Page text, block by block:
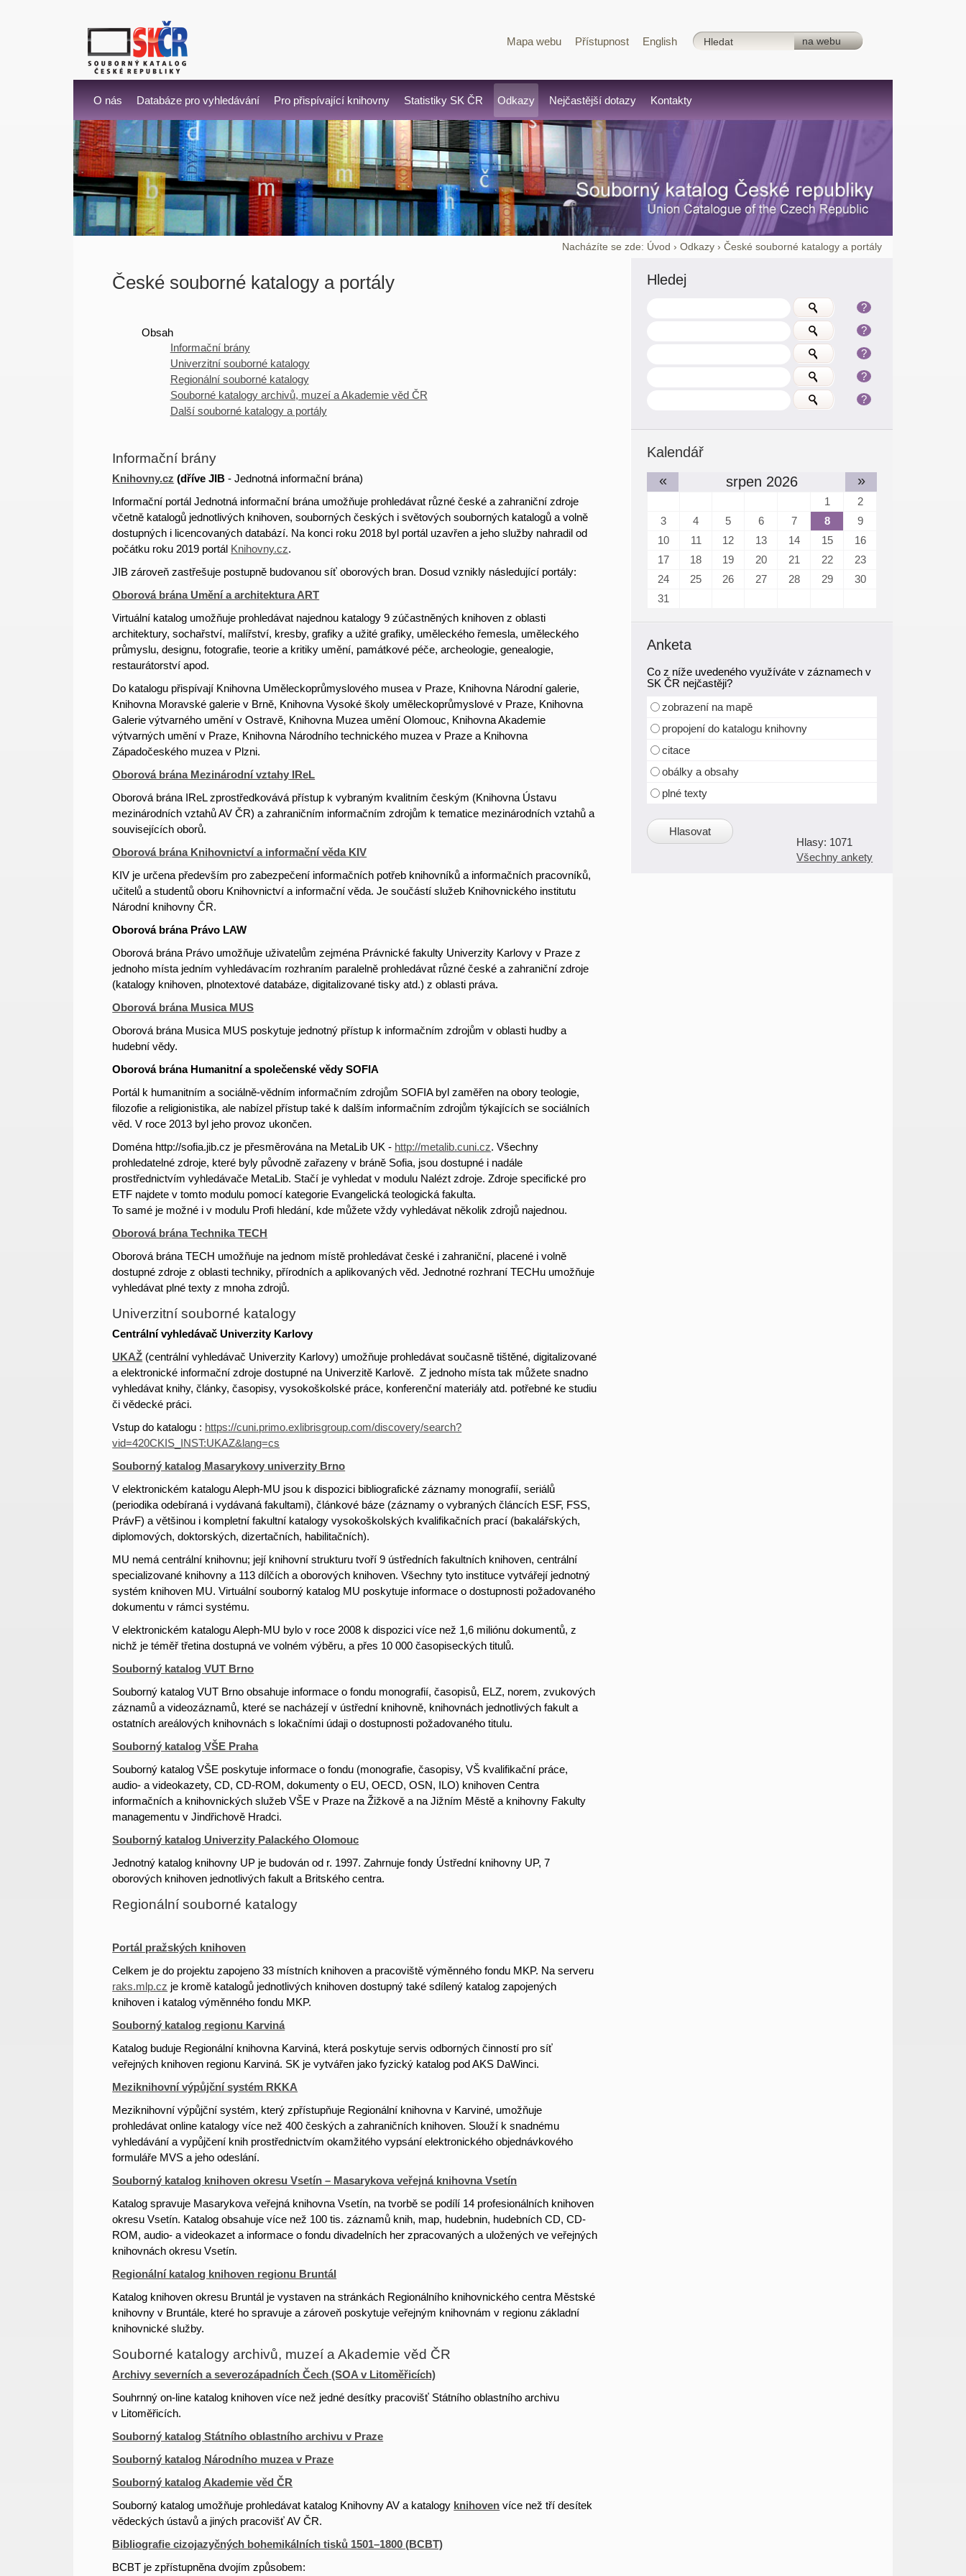
Mapa webu Přístupnost English
O nás Databáze pro vyhledávání Pro přispívající knihovny Statistiky SK ČR Odkazy Nejčastější dotazy Kontakty
Nacházíte se zde: Úvod ›Odkazy ›České souborné katalogy a portály
České souborné katalogy a portály
Obsah
Informační brány
Univerzitní souborné katalogy
Regionální souborné katalogy
Souborné katalogy archivů, muzeí a Akademie věd ČR
Další souborné katalogy a portály
Informační brány
Knihovny.cz (dříveJIB - Jednotná informační brána)
Informační portál Jednotná informační brána umožňuje prohledávat různé české a zahraniční zdroje
včetně katalogů jednotlivých knihoven, souborných českých i světových souborných katalogů a volně
dostupných i licencovaných databází. Na konci roku 2018 byl portál uzavřen a jeho služby nahradil od
počátku roku 2019 portál Knihovny.cz.
JIB zároveň zastřešuje postupně budovanou síť oborových bran. Dosud vznikly následující portály:
Oborová brána Umění a architektura ART
Virtuální katalog umožňuje prohledávat najednou katalogy 9 zúčastněných knihoven z oblasti
architektury, sochařství, malířství, kresby, grafiky a užité grafiky, uměleckého řemesla, uměleckého
průmyslu, designu, fotografie, teorie a kritiky umění, památkové péče, archeologie, genealogie,
restaurátorství apod.
Do katalogu přispívají Knihovna Uměleckoprůmyslového musea v Praze, Knihovna Národní galerie,
Knihovna Moravské galerie v Brně, Knihovna Vysoké školy uměleckoprůmyslové v Praze, Knihovna
Galerie výtvarného umění v Ostravě, Knihovna Muzea umění Olomouc, Knihovna Akademie
výtvarných umění v Praze, Knihovna Národního technického muzea v Praze a Knihovna
Západočeského muzea v Plzni.
Oborová brána Mezinárodní vztahy IReL
Oborová brána IReL zprostředkovává přístup k vybraným kvalitním českým (Knihovna Ústavu
mezinárodních vztahů AV ČR) a zahraničním informačním zdrojům k tematice mezinárodních vztahů a
souvisejících oborů.
Oborová brána Knihovnictví a informační věda KIV
KIV je určena především pro zabezpečení informačních potřeb knihovníků a informačních pracovníků,
učitelů a studentů oboru Knihovnictví a informační věda. Je součástí služeb Knihovnického institutu
Národní knihovny ČR.
Oborová brána Právo LAW
Oborová brána Právo umožňuje uživatelům zejména Právnické fakulty Univerzity Karlovy v Praze z
jednoho místa jedním vyhledávacím rozhraním paralelně prohledávat různé české a zahraniční zdroje
(katalogy knihoven, plnotextové databáze, digitalizované tisky atd.) z oblasti práva.
Oborová brána Musica MUS
Oborová brána Musica MUS poskytuje jednotný přístup k informačním zdrojům v oblasti hudby a
hudební vědy.
Oborová brána Humanitní a společenské vědy SOFIA
Portál k humanitním a sociálně-vědním informačním zdrojům SOFIA byl zaměřen na obory teologie,
filozofie a religionistika, ale nabízel přístup také k dalším informačním zdrojům týkajících se sociálních
věd. V roce 2013 byl jeho provoz ukončen.
Doména http://sofia.jib.cz je přesměrována na MetaLib UK - http://metalib.cuni.cz. Všechny
prohledatelné zdroje, které byly původně zařazeny v bráně Sofia, jsou dostupné i nadále
prostřednictvím vyhledávače MetaLib. Stačí je vyhledat v modulu Nalézt zdroje. Zdroje specifické pro
ETF najdete v tomto modulu pomocí kategorie Evangelická teologická fakulta.
To samé je možné i v modulu Profi hledání, kde můžete vždy vyhledávat několik zdrojů najednou.
Oborová brána Technika TECH
Oborová brána TECH umožňuje na jednom místě prohledávat české i zahraniční, placené i volně
dostupné zdroje z oblasti techniky, přírodních a aplikovaných věd. Jednotné rozhraní TECHu umožňuje
vyhledávat plné texty z mnoha zdrojů.
Univerzitní souborné katalogy
Centrální vyhledávač Univerzity Karlovy
UKAŽ (centrální vyhledávač Univerzity Karlovy) umožňuje prohledávat současně tištěné, digitalizované
a elektronické informační zdroje dostupné na Univerzitě Karlově. Z jednoho místa tak můžete snadno
vyhledávat knihy, články, časopisy, vysokoškolské práce, konferenční materiály atd. potřebné ke studiu
či vědecké práci.
Vstup do katalogu : https://cuni.primo.exlibrisgroup.com/discovery/search?
vid=420CKIS_INST:UKAZ&lang=cs
Souborný katalog Masarykovy univerzity Brno
V elektronickém katalogu Aleph-MU jsou k dispozici bibliografické záznamy monografií, seriálů
(periodika odebíraná i vydávaná fakultami), článkové báze (záznamy o vybraných článcích ESF, FSS,
PrávF) a většinou i kompletní fakultní katalogy vysokoškolských kvalifikačních prací (bakalářských,
diplomových, doktorských, dizertačních, habilitačních).
MU nemá centrální knihovnu; její knihovní strukturu tvoří 9 ústředních fakultních knihoven, centrální
specializované knihovny a 113 dílčích a oborových knihoven. Všechny tyto instituce vytvářejí jednotný
systém knihoven MU. Virtuální souborný katalog MU poskytuje informace o dostupnosti požadovaného
dokumentu v rámci systému.
V elektronickém katalogu Aleph-MU bylo v roce 2008 k dispozici více než 1,6 miliónu dokumentů, z
nichž je téměř třetina dostupná ve volném výběru, a přes 10 000 časopiseckých titulů.
Souborný katalog VUT Brno
Souborný katalog VUT Brno obsahuje informace o fondu monografií, časopisů, ELZ, norem, zvukových
záznamů a videozáznamů, které se nacházejí v ústřední knihovně, knihovnách jednotlivých fakult a
ostatních areálových knihovnách s lokačními údaji o dostupnosti požadovaného titulu.
Souborný katalog VŠE Praha
Souborný katalog VŠE poskytuje informace o fondu (monografie, časopisy, VŠ kvalifikační práce,
audio- a videokazety, CD, CD-ROM, dokumenty o EU, OECD, OSN, ILO) knihoven Centra
informačních a knihovnických služeb VŠE v Praze na Žižkově a na Jižním Městě a knihovny Fakulty
managementu v Jindřichově Hradci.
Souborný katalog Univerzity Palackého Olomouc
Jednotný katalog knihovny UP je budován od r. 1997. Zahrnuje fondy Ústřední knihovny UP, 7
oborových knihoven jednotlivých fakult a Britského centra.
Regionální souborné katalogy
Portál pražských knihoven
Celkem je do projektu zapojeno 33 místních knihoven a pracoviště výměnného fondu MKP. Na serveru
raks.mlp.cz je kromě katalogů jednotlivých knihoven dostupný také sdílený katalog zapojených
knihoven i katalog výměnného fondu MKP.
Souborný katalog regionu Karviná
Katalog buduje Regionální knihovna Karviná, která poskytuje servis odborných činností pro síť
veřejných knihoven regionu Karviná. SK je vytvářen jako fyzický katalog pod AKS DaWinci.
Meziknihovní výpůjční systém RKKA
Meziknihovní výpůjční systém, který zpřístupňuje Regionální knihovna v Karviné, umožňuje
prohledávat online katalogy více než 400 českých a zahraničních knihoven. Slouží k snadnému
vyhledávání a vypůjčení knih prostřednictvím okamžitého vypsání elektronického objednávkového
formuláře MVS a jeho odeslání.
Souborný katalog knihoven okresu Vsetín – Masarykova veřejná knihovna Vsetín
Katalog spravuje Masarykova veřejná knihovna Vsetín, na tvorbě se podílí 14 profesionálních knihoven
okresu Vsetín. Katalog obsahuje více než 100 tis. záznamů knih, map, hudebnin, hudebních CD, CD-
ROM, audio- a videokazet a informace o fondu divadelních her zpracovaných a uložených ve veřejných
knihovnách okresu Vsetín.
Regionální katalog knihoven regionu Bruntál
Katalog knihoven okresu Bruntál je vystaven na stránkách Regionálního knihovnického centra Městské
knihovny v Bruntále, které ho spravuje a zároveň poskytuje veřejným knihovnám v regionu základní
knihovnické služby.
Souborné katalogy archivů, muzeí a Akademie věd ČR
Archivy severních a severozápadních Čech (SOA v Litoměřicích)
Souhrnný on-line katalog knihoven více než jedné desítky pracovišť Státního oblastního archivu
v Litoměřicích.
Souborný katalog Státního oblastního archivu v Praze
Souborný katalog Národního muzea v Praze
Souborný katalog Akademie věd ČR
Souborný katalog umožňuje prohledávat katalog Knihovny AV a katalogy knihoven více než tří desítek
vědeckých ústavů a jiných pracovišť AV ČR.
Bibliografie cizojazyčných bohemikálních tisků 1501–1800 (BCBT)
BCBT je zpřístupněna dvojím způsobem:
Hledej
?
?
?
?
?
Kalendář
«
srpen 2026 »
1
2
3
4 5 6 7 8
9
10
11 12 13 14 15
16
17
18 19 20 21 22
23
24
25 26 27 28 29
30
31
Anketa
Co z níže uvedeného využíváte v záznamech v
SK ČR nejčastěji?
zobrazení na mapě
propojení do katalogu knihovny
citace
obálky a obsahy
plné texty
1071
Všechny ankety